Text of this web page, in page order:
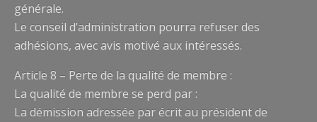
générale.
Le conseil d’administration pourra refuser des
adhésions, avec avis motivé aux intéressés.
Article 8 – Perte de la qualité de membre :
La qualité de membre se perd par :
La démission adressée par écrit au président de